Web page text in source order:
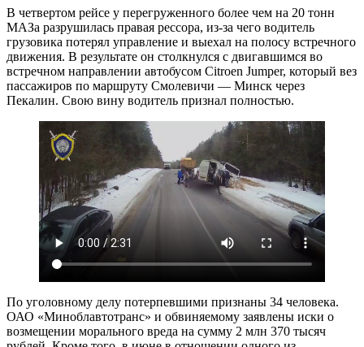
В четвертом рейсе у перегруженного более чем на 20 тонн
МАЗа разрушилась правая рессора, из-за чего водитель
грузовика потерял управление и выехал на полосу встречного
движения. В результате он столкнулся с двигавшимся во
встречном направлении автобусом Citroen Jumper, который вез
пассажиров по маршруту Смолевичи — Минск через
Пекалин. Свою вину водитель признал полностью.
По уголовному делу потерпевшими признаны 34 человека.
ОАО «Миноблавтотранс» и обвиняемому заявлены иски о
возмещении морального вреда на сумму 2 млн 370 тысяч